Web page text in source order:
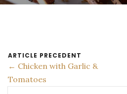
ARTICLE PRECEDENT
← Chicken with Garlic &
Tomatoes